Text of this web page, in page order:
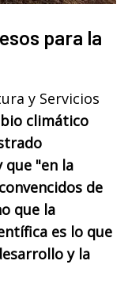
para la
y Servicios
climático
"en la
de
que la
es lo que
y la